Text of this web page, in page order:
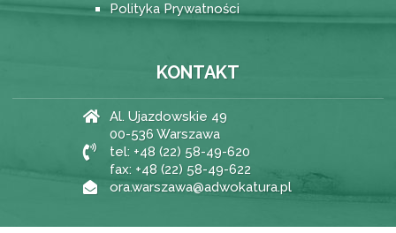
Polityka Prywatności
KONTAKT
Al. Ujazdowskie 49
00-536 Warszawa
tel: +48 (22) 58-49-620
fax: +48 (22) 58-49-622
ora.warszawa@adwokatura.pl